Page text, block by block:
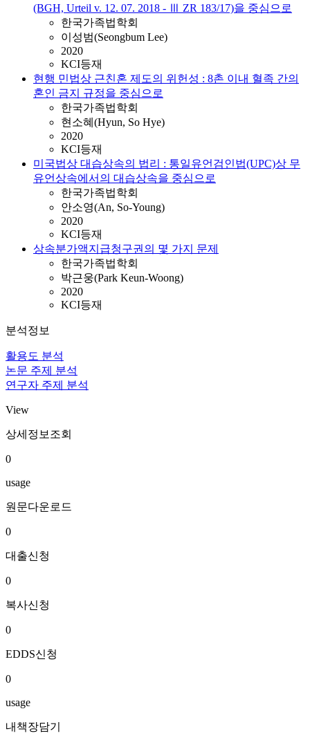
(BGH, Urteil v. 12. 07. 2018 - Ⅲ ZR 183/17)을 중심으로
한국가족법학회
이성범(Seongbum Lee)
2020
KCI등재
현행 민법상 근친혼 제도의 위헌성 : 8촌 이내 혈족 간의
혼인 금지 규정을 중심으로
한국가족법학회
현소혜(Hyun, So Hye)
2020
KCI등재
미국법상 대습상속의 법리 : 통일유언검인법(UPC)상 무
유언상속에서의 대습상속을 중심으로
한국가족법학회
안소영(An, So-Young)
2020
KCI등재
상속분가액지급청구권의 몇 가지 문제
한국가족법학회
박근웅(Park Keun-Woong)
2020
KCI등재
분석정보
활용도 분석
논문 주제 분석
연구자 주제 분석
View
상세정보조회
0
usage
원문다운로드
0
대출신청
0
복사신청
0
EDDS신청
0
usage
내책장담기